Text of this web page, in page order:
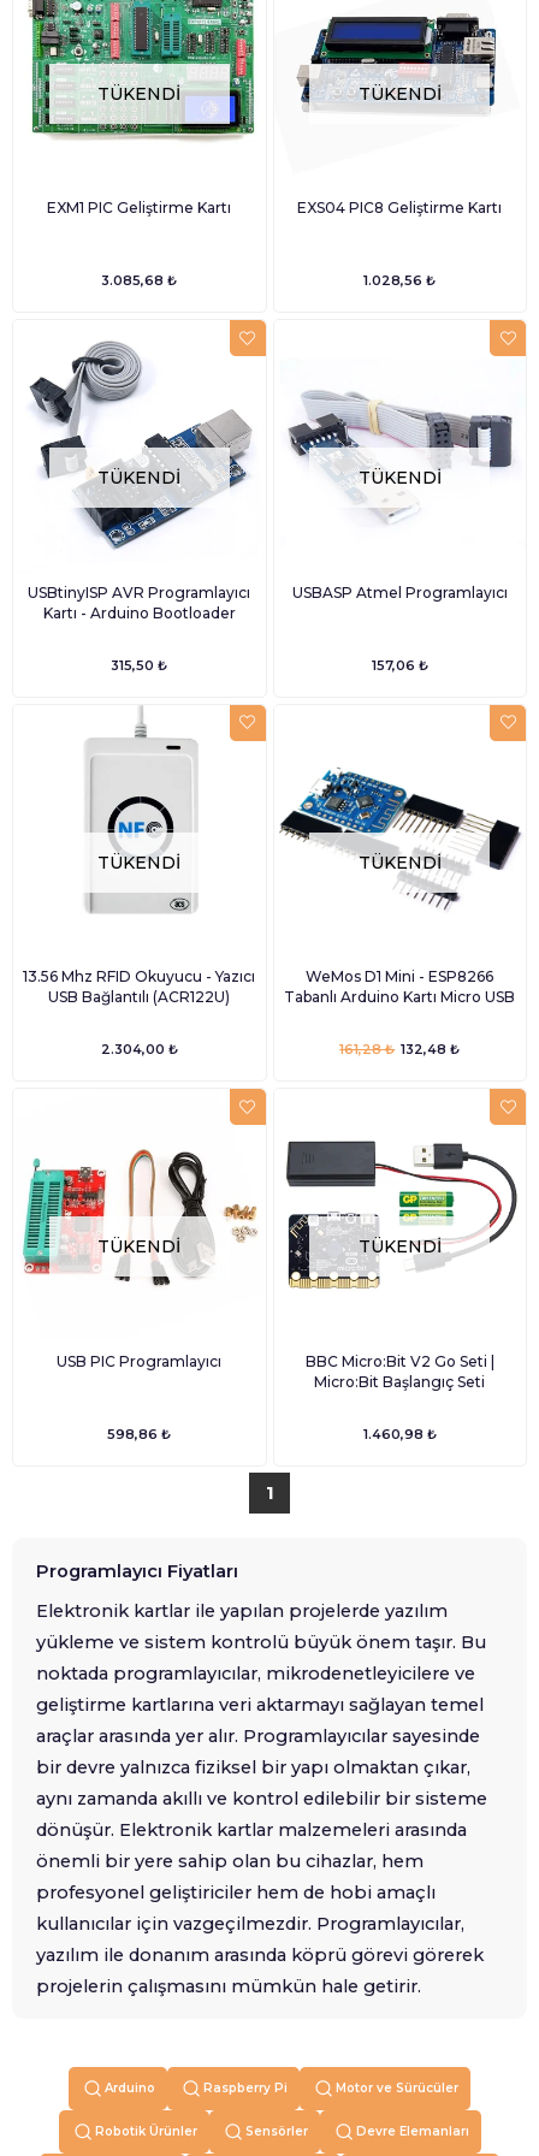
TÜKENDI
EXM1 PIC Geliştirme Kartı
3.085,68 ₺
TÜKENDI
EXS04 PIC8 Geliştirme Kartı
1.028,56 ₺
TÜKENDI
USBtinyISP AVR Programlayıcı
Kartı - Arduino Bootloader
315,50 ₺
TÜKENDI
USBASP Atmel Programlayıcı
157,06 ₺
TÜKENDI
13.56 Mhz RFID Okuyucu - Yazıcı
USB Bağlantılı (ACR122U)
2.304,00 ₺
TÜKENDI
WeMos D1 Mini - ESP8266
Tabanlı Arduino Kartı Micro USB
132,48 ₺
161,28 ₺
TÜKENDI
USB PIC Programlayıcı
598,86 ₺
TÜKENDI
BBC Micro:Bit V2 Go Seti |
Micro:Bit Başlangıç Seti
1.460,98 ₺
1
Programlayıcı Fiyatları
Elektronik kartlar ile yapılan projelerde yazılım
yükleme ve sistem kontrolü büyük önem taşır. Bu
noktada programlayıcılar, mikrodenetleyicilere ve
geliştirme kartlarına veri aktarmayı sağlayan temel
araçlar arasında yer alır. Programlayıcılar sayesinde
bir devre yalnızca fiziksel bir yapı olmaktan çıkar,
aynı zamanda akıllı ve kontrol edilebilir bir sisteme
dönüşür. Elektronik kartlar malzemeleri arasında
önemli bir yere sahip olan bu cihazlar, hem
profesyonel geliştiriciler hem de hobi amaçlı
kullanıcılar için vazgeçilmezdir. Programlayıcılar,
yazılım ile donanım arasında köprü görevi görerek
projelerin çalışmasını mümkün hale getirir.
veri aktarımı veya eğitim odaklı kullanım gibi farklı
amaçlara hizmet eden modeller bulunur. Örneğin
Arduino Raspberry Pi Motor ve Sürücüler
Robotik Ürünler Sensörler Devre Elemanları